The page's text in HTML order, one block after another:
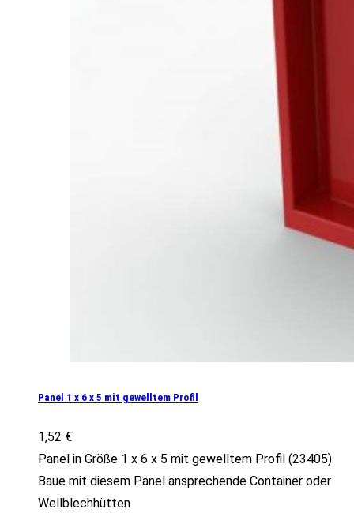
Panel 1 x 6 x 5 mit gewelltem Profil
1,52 €
Panel in Größe 1 x 6 x 5 mit gewelltem Profil (23405).
Baue mit diesem Panel ansprechende Container oder
Wellblechhütten